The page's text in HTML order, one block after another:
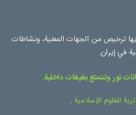
ترخيص من الجهات المعنية، ونشاطات
في إيران.
نور وتتمتع بغيغات داخلية.
للعلوم الإسلامية .